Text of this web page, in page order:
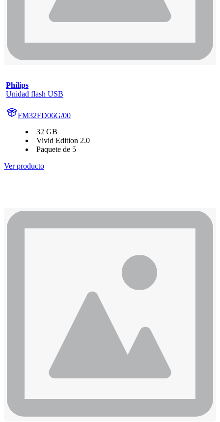
Philips
Unidad flash USB
FM32FD06G/00
32 GB
Vivid Edition 2.0
Paquete de 5
Ver producto